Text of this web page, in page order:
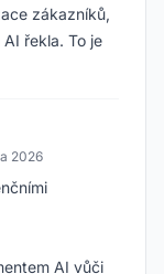
zákazníků,
řekla. To je
2026
AI vůči